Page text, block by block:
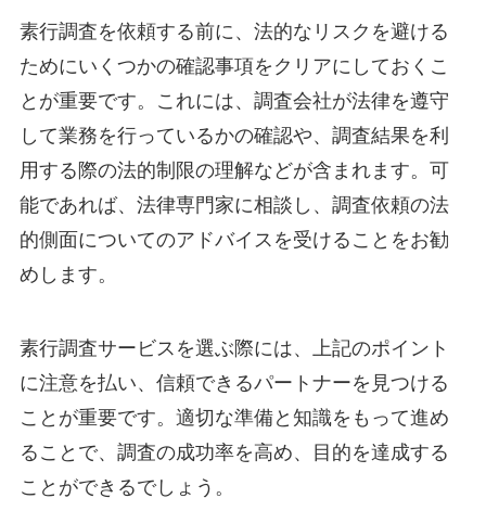
素行調査を依頼する前に、法的なリスクを避ける
ためにいくつかの確認事項をクリアにしておくこ
とが重要です。これには、調査会社が法律を遵守
して業務を行っているかの確認や、調査結果を利
用する際の法的制限の理解などが含まれます。可
能であれば、法律専門家に相談し、調査依頼の法
的側面についてのアドバイスを受けることをお勧
めします。
素行調査サービスを選ぶ際には、上記のポイント
に注意を払い、信頼できるパートナーを見つける
ことが重要です。適切な準備と知識をもって進め
ることで、調査の成功率を高め、目的を達成する
ことができるでしょう。